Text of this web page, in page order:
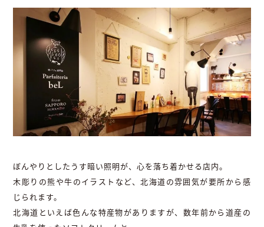
ぼんやりとしたうす暗い照明が、心を落ち着かせる店内。
木彫りの熊や牛のイラストなど、北海道の雰囲気が要所から感
じられます。
北海道といえば色んな特産物がありますが、数年前から道産の